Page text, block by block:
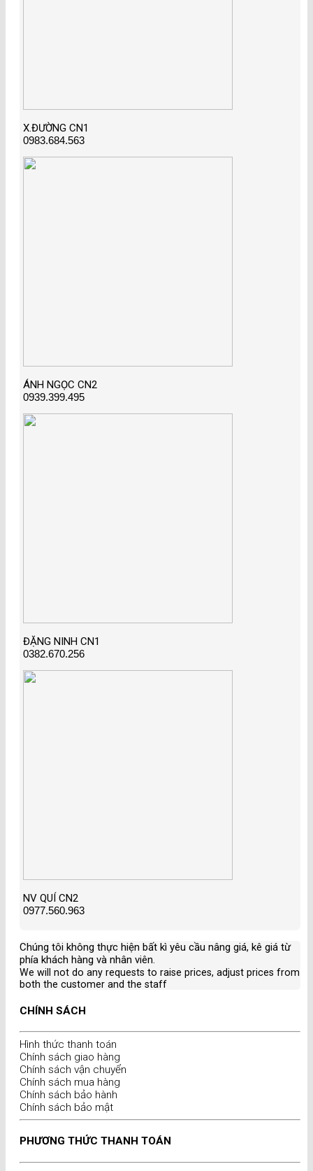
X.ĐƯỜNG CN1
0983.684.563
ÁNH NGỌC CN2
0939.399.495
ĐẶNG NINH CN1
0382.670.256
NV QUÍ CN2
0977.560.963
Chúng tôi không thực hiện bất kì yêu cầu nâng giá, kê giá từ
phía khách hàng và nhân viên.
We will not do any requests to raise prices, adjust prices from
both the customer and the staff
CHÍNH SÁCH
Hình thức thanh toán
Chính sách giao hàng
Chính sách vận chuyển
Chính sách mua hàng
Chính sách bảo hành
Chính sách bảo mật
PHƯƠNG THỨC THANH TOÁN